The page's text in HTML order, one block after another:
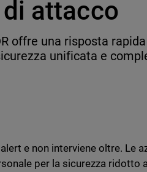
attacco
offre una risposta
unificata e
e non interviene oltre. Le
per la sicurezza ridotto